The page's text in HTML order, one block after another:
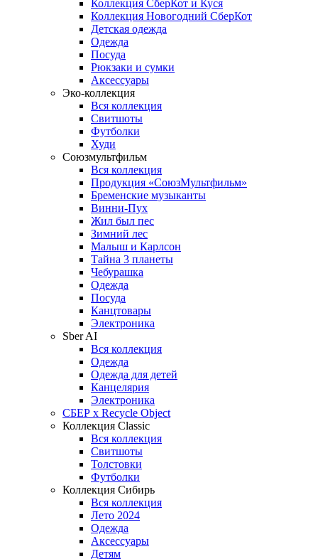
Коллекция СберКот и Куся
Коллекция Новогодний СберКот
Детская одежда
Одежда
Посуда
Рюкзаки и сумки
Аксессуары
Эко-коллекция
Вся коллекция
Свитшоты
Футболки
Худи
Союзмультфильм
Вся коллекция
Продукция «СоюзМультфильм»
Бременские музыканты
Винни-Пух
Жил был пес
Зимний лес
Малыш и Карлсон
Тайна 3 планеты
Чебурашка
Одежда
Посуда
Канцтовары
Электроника
Sber AI
Вся коллекция
Одежда
Одежда для детей
Канцелярия
Электроника
СБЕР x Recycle Object
Коллекция Classic
Вся коллекция
Свитшоты
Толстовки
Футболки
Коллекция Сибирь
Вся коллекция
Лето 2024
Одежда
Аксессуары
Детям